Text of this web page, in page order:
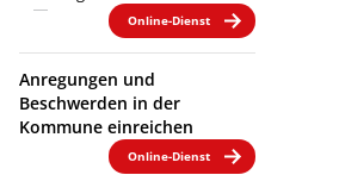
Online-Dienst
Anregungen und
Beschwerden in der
Kommune einreichen
Online-Dienst